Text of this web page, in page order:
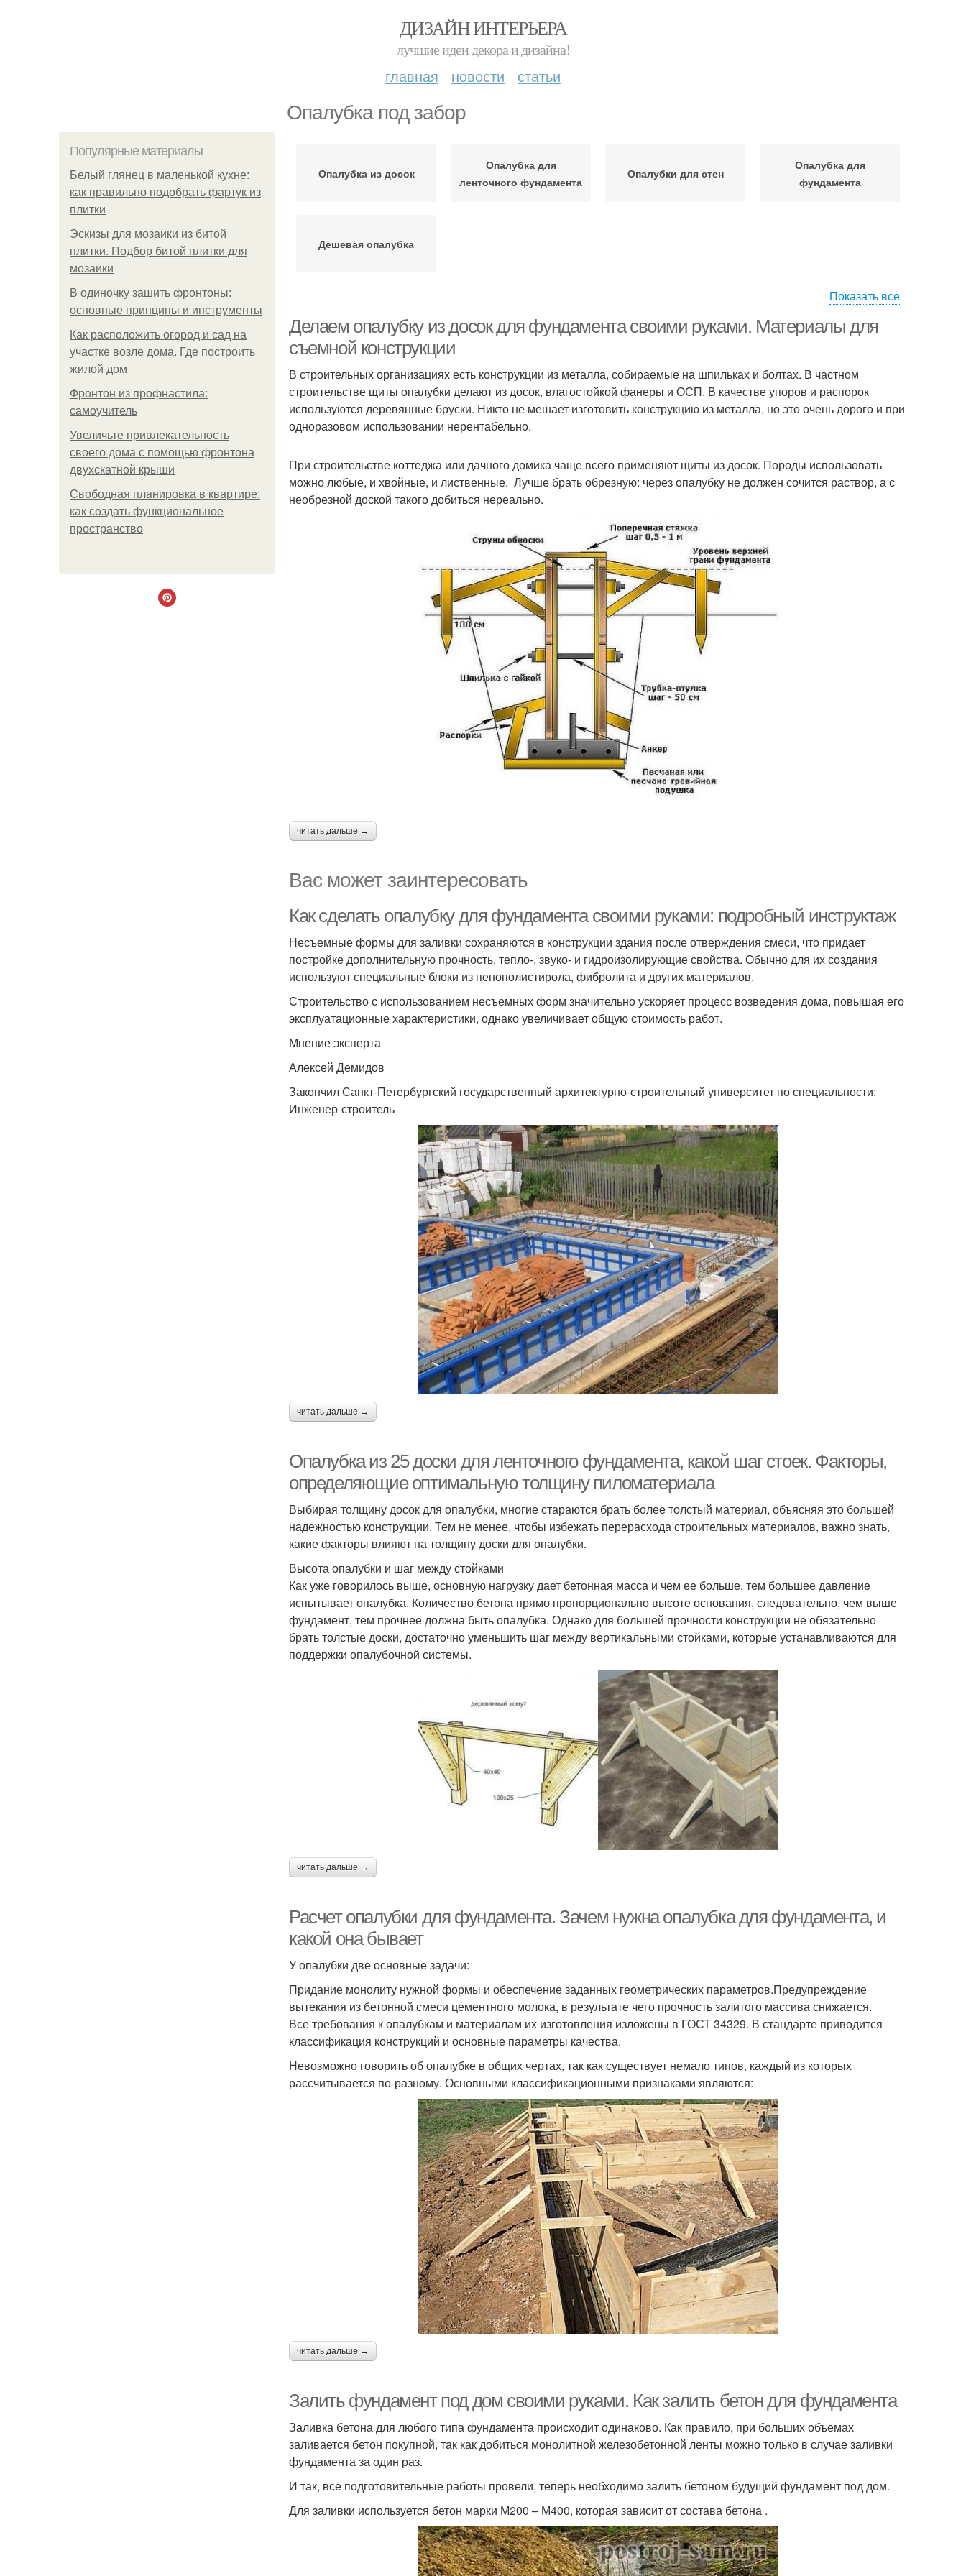
ДИЗАЙН ИНТЕРЬЕРА
лучшие идеи декора и дизайна!
главная новости статьи
Опалубка под забор
Популярные материалы
Белый глянец в маленькой кухне:
как правильно подобрать фартук из
плитки
Эскизы для мозаики из битой
плитки. Подбор битой плитки для
мозаики
В одиночку зашить фронтоны:
основные принципы и инструменты
Как расположить огород и сад на
участке возле дома. Где построить
жилой дом
Фронтон из профнастила:
самоучитель
Увеличьте привлекательность
своего дома с помощью фронтона
двухскатной крыши
Свободная планировка в квартире:
как создать функциональное
пространство
Опалубка из досок
Опалубка для
ленточного фундамента
Опалубки для стен
Опалубка для
фундамента
Дешевая опалубка
Показать все
Делаем опалубку из досок для фундамента своими руками. Материалы для
съемной конструкции
В строительных организациях есть конструкции из металла, собираемые на шпильках и болтах. В частном
строительстве щиты опалубки делают из досок, влагостойкой фанеры и ОСП. В качестве упоров и распорок
используются деревянные бруски. Никто не мешает изготовить конструкцию из металла, но это очень дорого и при
одноразовом использовании нерентабельно.
При строительстве коттеджа или дачного домика чаще всего применяют щиты из досок. Породы использовать
можно любые, и хвойные, и лиственные. Лучше брать обрезную: через опалубку не должен сочится раствор, а с
необрезной доской такого добиться нереально.
читать дальше →
Вас может заинтересовать
Как сделать опалубку для фундамента своими руками: подробный инструктаж
Несъемные формы для заливки сохраняются в конструкции здания после отверждения смеси, что придает
постройке дополнительную прочность, тепло-, звуко- и гидроизолирующие свойства. Обычно для их создания
используют специальные блоки из пенополистирола, фибролита и других материалов.
Строительство с использованием несъемных форм значительно ускоряет процесс возведения дома, повышая его
эксплуатационные характеристики, однако увеличивает общую стоимость работ.
Мнение эксперта
Алексей Демидов
Закончил Санкт-Петербургский государственный архитектурно-строительный университет по специальности:
Инженер-строитель
читать дальше →
Опалубка из 25 доски для ленточного фундамента, какой шаг стоек. Факторы,
определяющие оптимальную толщину пиломатериала
Выбирая толщину досок для опалубки, многие стараются брать более толстый материал, объясняя это большей
надежностью конструкции. Тем не менее, чтобы избежать перерасхода строительных материалов, важно знать,
какие факторы влияют на толщину доски для опалубки.
Высота опалубки и шаг между стойками
Как уже говорилось выше, основную нагрузку дает бетонная масса и чем ее больше, тем большее давление
испытывает опалубка. Количество бетона прямо пропорционально высоте основания, следовательно, чем выше
фундамент, тем прочнее должна быть опалубка. Однако для большей прочности конструкции не обязательно
брать толстые доски, достаточно уменьшить шаг между вертикальными стойками, которые устанавливаются для
поддержки опалубочной системы.
читать дальше →
Расчет опалубки для фундамента. Зачем нужна опалубка для фундамента, и
какой она бывает
У опалубки две основные задачи:
Придание монолиту нужной формы и обеспечение заданных геометрических параметров.Предупреждение
вытекания из бетонной смеси цементного молока, в результате чего прочность залитого массива снижается.
Все требования к опалубкам и материалам их изготовления изложены в ГОСТ 34329. В стандарте приводится
классификация конструкций и основные параметры качества.
Невозможно говорить об опалубке в общих чертах, так как существует немало типов, каждый из которых
рассчитывается по-разному. Основными классификационными признаками являются:
читать дальше →
Залить фундамент под дом своими руками. Как залить бетон для фундамента
Заливка бетона для любого типа фундамента происходит одинаково. Как правило, при больших объемах
заливается бетон покупной, так как добиться монолитной железобетонной ленты можно только в случае заливки
фундамента за один раз.
И так, все подготовительные работы провели, теперь необходимо залить бетоном будущий фундамент под дом.
Для заливки используется бетон марки М200 – М400, которая зависит от состава бетона .